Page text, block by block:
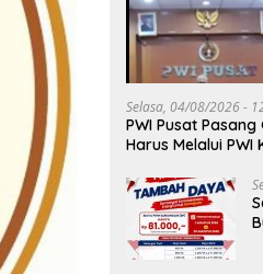
Selasa, 04/08/2026 -
PWI Pusat
Harus Melalui PWI